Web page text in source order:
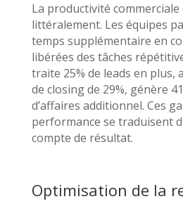
La productivité commerciale
littéralement. Les équipes
temps supplémentaire en
libérées des tâches
traite 25% de leads en plus,
de closing de 29%, génère
d’affaires additionnel. Ces
performance se traduisent
compte de résultat.
Optimisation de la